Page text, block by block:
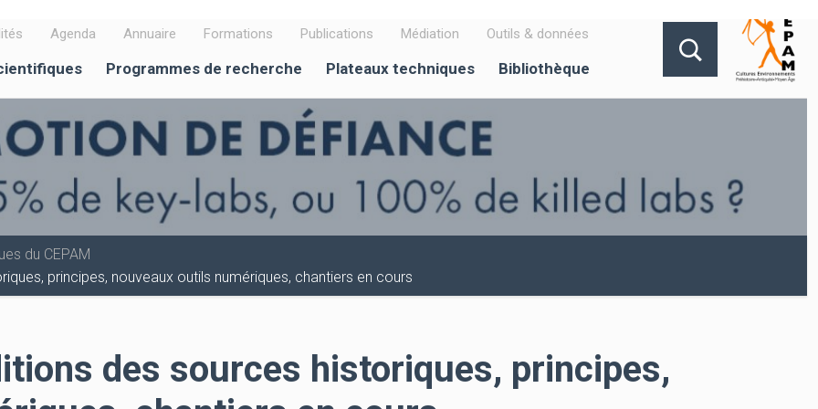
Agenda Annuaire Formations Publications Médiation Outils & données
Programmes de recherche Plateaux techniques Bibliothèque
du CEPAM
principes, nouveaux outils numériques, chantiers en cours
des sources historiques, principes,